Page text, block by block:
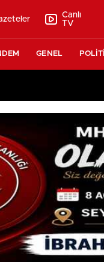
Canlı
TV
GENEL